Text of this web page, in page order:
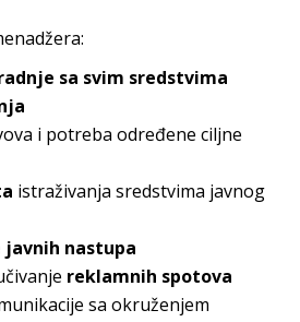
sa svim sredstvima
i potreba određene ciljne
istraživanja sredstvima javnog
nastupa
reklamnih spotova
sa okruženjem